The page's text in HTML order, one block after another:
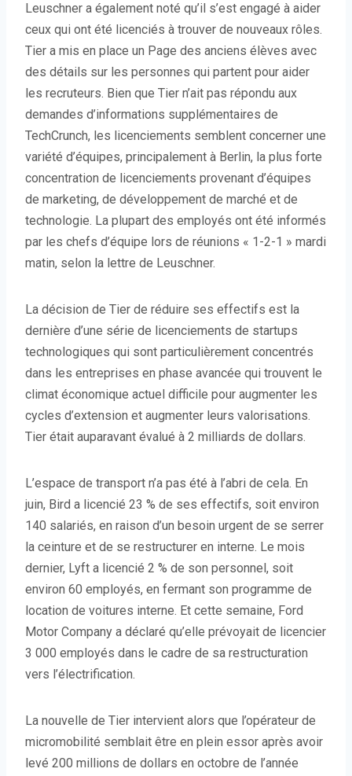
Leuschner a également noté qu’il s’est engagé à aider
ceux qui ont été licenciés à trouver de nouveaux rôles.
Tier a mis en place un Page des anciens élèves avec
des détails sur les personnes qui partent pour aider
les recruteurs. Bien que Tier n’ait pas répondu aux
demandes d’informations supplémentaires de
TechCrunch, les licenciements semblent concerner une
variété d’équipes, principalement à Berlin, la plus forte
concentration de licenciements provenant d’équipes
de marketing, de développement de marché et de
technologie. La plupart des employés ont été informés
par les chefs d’équipe lors de réunions « 1-2-1 » mardi
matin, selon la lettre de Leuschner.
La décision de Tier de réduire ses effectifs est la
dernière d’une série de licenciements de startups
technologiques qui sont particulièrement concentrés
dans les entreprises en phase avancée qui trouvent le
climat économique actuel difficile pour augmenter les
cycles d’extension et augmenter leurs valorisations.
Tier était auparavant évalué à 2 milliards de dollars.
L’espace de transport n’a pas été à l’abri de cela. En
juin, Bird a licencié 23 % de ses effectifs, soit environ
140 salariés, en raison d’un besoin urgent de se serrer
la ceinture et de se restructurer en interne. Le mois
dernier, Lyft a licencié 2 % de son personnel, soit
environ 60 employés, en fermant son programme de
location de voitures interne. Et cette semaine, Ford
Motor Company a déclaré qu’elle prévoyait de licencier
3 000 employés dans le cadre de sa restructuration
vers l’électrification.
La nouvelle de Tier intervient alors que l’opérateur de
micromobilité semblait être en plein essor après avoir
levé 200 millions de dollars en octobre de l’année